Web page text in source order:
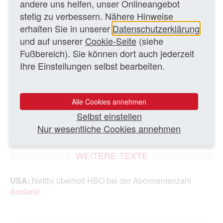
Rekordzahl von 62,3 Mio erhöht. Netflix-Geschäftsführer
Reed Hastings bezeichnete das als Zeichen dafür, dass
die Fernsehrevolution im Internet ...
Ganzen Artikel lesen
28.04.2015 – Ev/MK
ZURÜCK ZUR ÜBERSICHTSSEITE
WEITERE TEXTE
USA: Netflix überholt HBO bei der Abonnentenzahl
Ausland
andere uns helfen, unser Onlineangebot
stetig zu verbessern. Nähere Hinweise
erhalten Sie in unserer Datenschutzerklärung
und auf unserer Cookie-Seite (siehe
Fußbereich). Sie können dort auch jederzeit
Ihre Einstellungen selbst bearbeiten.
Alle Cookies annehmen
Selbst einstellen
Nur wesentliche Cookies annehmen